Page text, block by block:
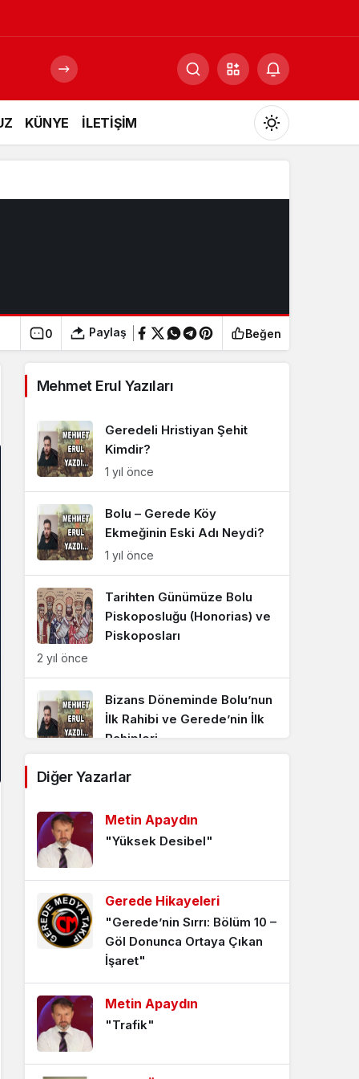
KÜNYE İLETİŞİM
Mod
değiştir
Gece Modu
Gece modunu seçin.
Sistem Modu
Sistem modunu seçin.
0 Paylaş Beğen
Mehmet Erul Yazıları
Geredeli Hristiyan Şehit
Kimdir?
1 yıl önce
Bolu – Gerede Köy
Ekmeğinin Eski Adı Neydi?
1 yıl önce
Tarihten Günümüze Bolu
Piskoposluğu (Honorias) ve
Piskoposları
2 yıl önce
Bizans Döneminde Bolu’nun
İlk Rahibi ve Gerede’nin İlk
Rahipleri
Kahramanları ve İstiklal
Madalyası Alanlar
2 yıl önce
Tarihten Günümüze Gerede
Piskoposluğu ve
Piskoposları
Alman Subaylarının Gerede
İzlenimleri
Diğer Yazarlar
Metin Apaydın
"Yüksek Desibel"
Gerede Hikayeleri
"Gerede’nin Sırrı: Bölüm 10 –
Göl Donunca Ortaya Çıkan
İşaret"
Metin Apaydın
"Trafik"